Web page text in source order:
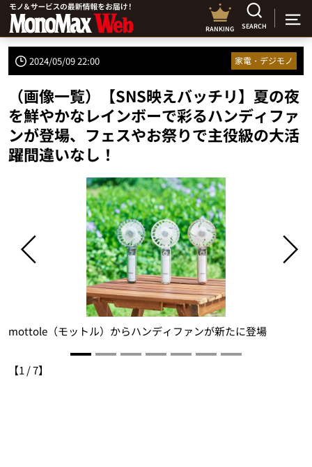
RANKING SEARCH
2024/05/09 22:00 家電・デジモノ
（画像一覧）【SNS映えバッチリ】夏の夜
を鮮やかなレインボーで彩るハンディファ
ンが登場、フェスやお祭りで主役級の大活
躍間違いなし！
mottole（モットル）からハンディファンが新たに登場
【1 /7】